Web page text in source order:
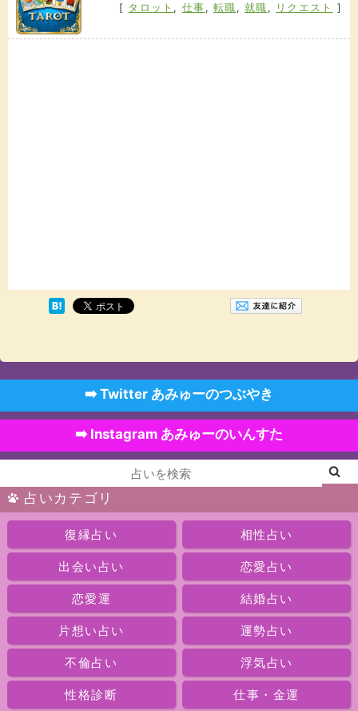
[ タロット , 仕事 ,転職 , 就職 , リクエスト ]
➡️ Twitter あみゅーのつぶやき
➡️ Instagram あみゅーのいんすた
占いカテゴリ
復縁占い 相性占い
出会い占い 恋愛占い
恋愛運 結婚占い
片想い占い 運勢占い
不倫占い 浮気占い
性格診断 仕事・金運